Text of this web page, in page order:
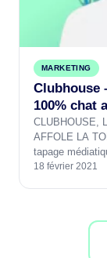
MARKETING
Clubhouse
100% chat
CLUBHOUSE,
AFFOLE LA
tapage
18 février 2021